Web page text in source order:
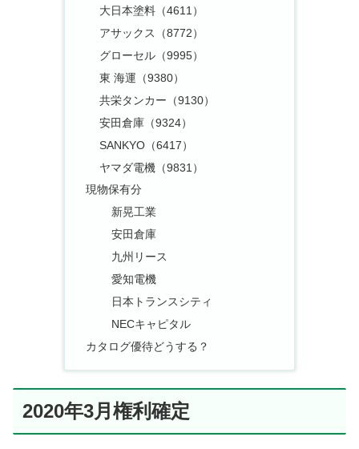
大日本塗料（4611）
アサックス（8772）
グローセル（9995）
東 海運（9380）
共栄タンカー（9130）
安田倉庫（9324）
SANKYO（6417）
ヤマダ電機（9831）
現物保有分
新晃工業
安田倉庫
九州リース
愛知電機
日本トランスシティ
NECキャピタル
カタログ優待どうする？
2020年3月権利確定